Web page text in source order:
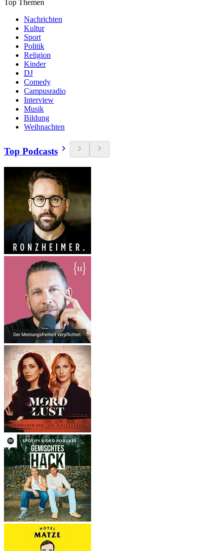
Top Themen
Nachrichten
Kultur
Sport
Politik
Religion
Kinder
DJ
Comedy
Campusradio
Interview
Musik
Bildung
Weihnachten
Top Podcasts